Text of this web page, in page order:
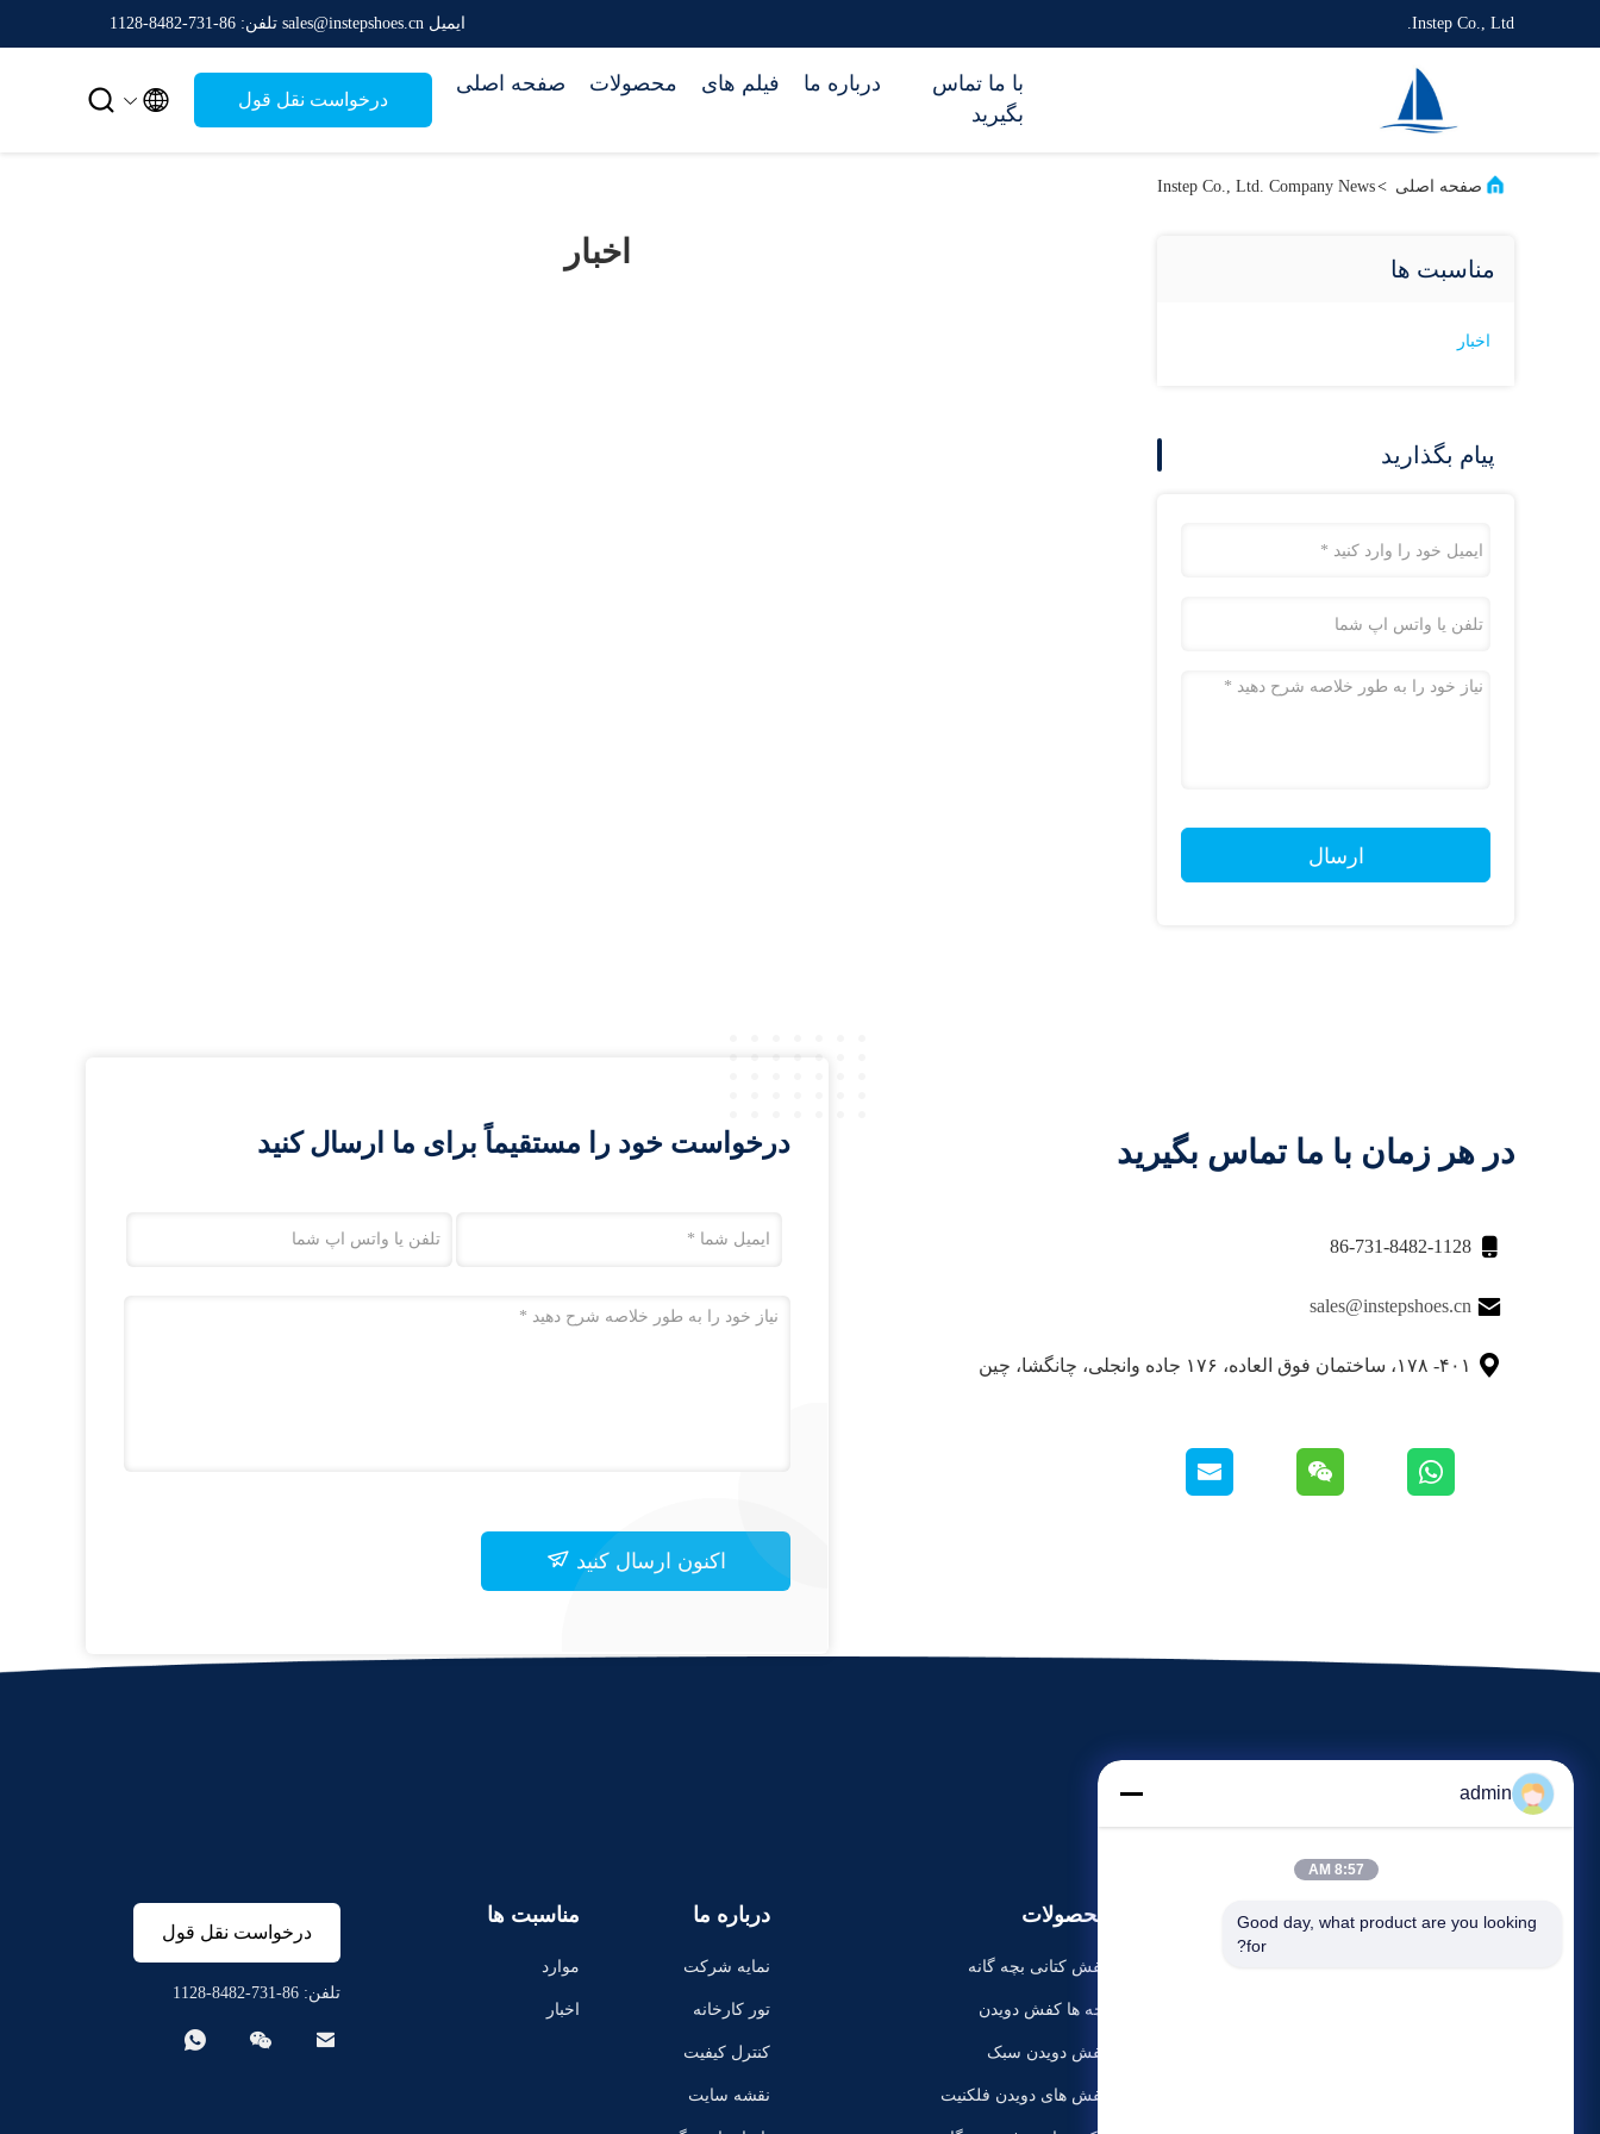
Instep Co., Ltd. ایمیل sales@instepshoes.cn تلفن: 86-731-8482-1128
صفحه اصلی محصولات فیلم های درباره ما
با ما تماس
بگیرید
درخواست نقل قول 

صفحه اصلی >
Instep Co., Ltd. Company News
مناسبت ها
اخبار
پیام بگذارید
ارسال
اخبار
در هر زمان با ما تماس بگیرید

86-731-8482-1128

sales@instepshoes.cn
 ۴۰۱- ۱۷۸، ساختمان فوق العاده، ۱۷۶ جاده وانجلی، چانگشا، چین
درخواست خود را مستقیماً برای ما ارسال کنید
اکنون ارسال کنید
محصولات
کفش کتانی بچه گانه
بچه ها کفش دویدن
کفش دویدن سبک
کفش های دویدن فلکنیت
درباره ما
نمایه شرکت
تور کارخانه
کنترل کیفیت
نقشه سایت
مناسبت ها
موارد
اخبار
درخواست نقل قول
تلفن: 86-731-8482-1128
  
admin
8:57 AM
Good day, what product are you looking
for?